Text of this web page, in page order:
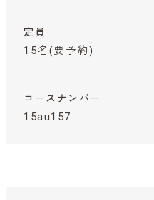
定員
15名(要予約)
コースナンバー
15au157